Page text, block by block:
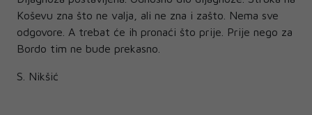
Koševu zna što ne valja, ali ne zna i zašto. Nema sve
odgovore. A trebat će ih pronaći što prije. Prije nego za
Bordo tim ne bude prekasno.
S. Nikšić